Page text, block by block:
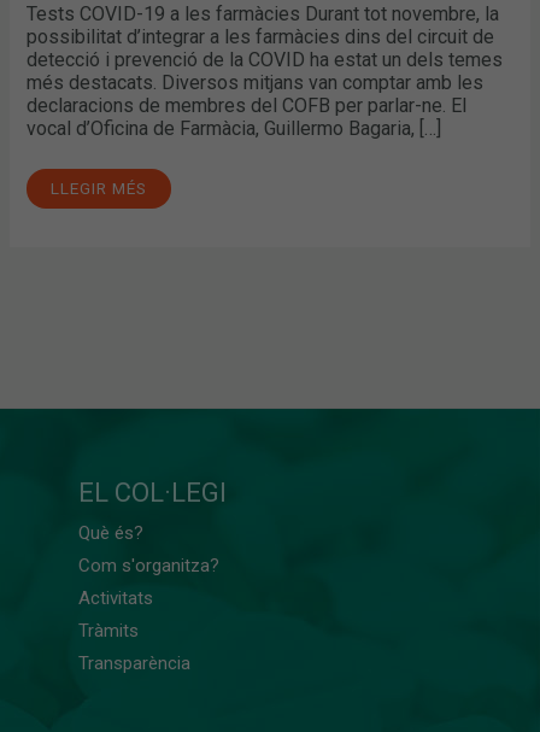
Tests COVID-19 a les farmàcies Durant tot novembre, la
possibilitat d’integrar a les farmàcies dins del circuit de
detecció i prevenció de la COVID ha estat un dels temes
més destacats. Diversos mitjans van comptar amb les
declaracions de membres del COFB per parlar-ne. El
vocal d’Oficina de Farmàcia, Guillermo Bagaria, […]
LLEGIR MÉS
EL COL·LEGI
Què és?
Com s'organitza?
Activitats
Tràmits
Transparència